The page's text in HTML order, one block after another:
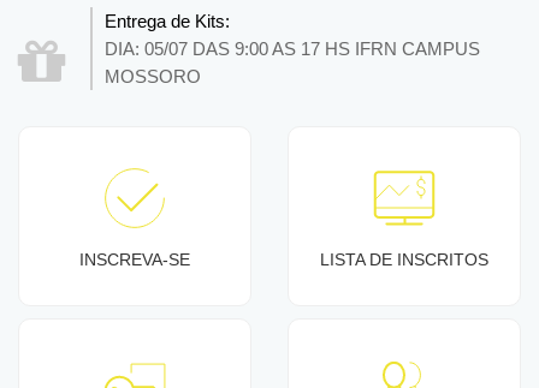
Entrega de Kits:
DIA: 05/07 DAS 9:00 AS 17 HS IFRN CAMPUS
MOSSORO
INSCREVA-SE LISTA DE INSCRITOS